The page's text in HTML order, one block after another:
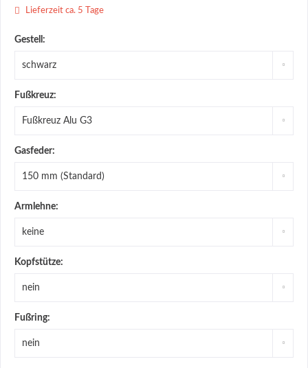
Lieferzeit ca. 5 Tage
Gestell:
Fußkreuz:
Gasfeder:
Armlehne:
Kopfstütze:
Fußring: